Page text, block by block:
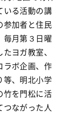
いる活動の講
参加者と住民
毎月第３日曜
ヨガ教室、
ラボ企画、作
等、明北小学
竹を門松に活
つながった人